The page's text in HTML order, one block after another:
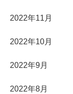
2022年11月
2022年10月
2022年9月
2022年8月